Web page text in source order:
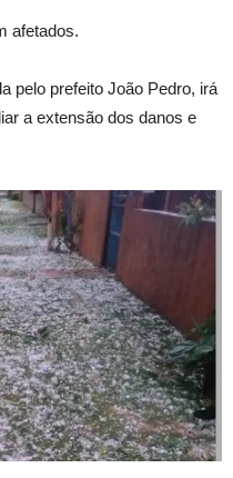
afetados.
pelo prefeito João Pedro, irá
a extensão dos danos e